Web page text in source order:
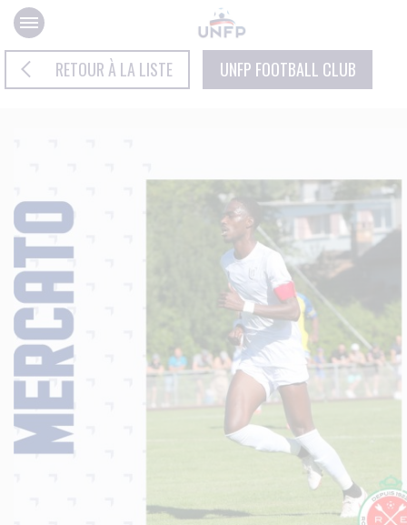
Panneau de gestion des cookies
RETOUR À LA LISTE UNFP FOOTBALL CLUB